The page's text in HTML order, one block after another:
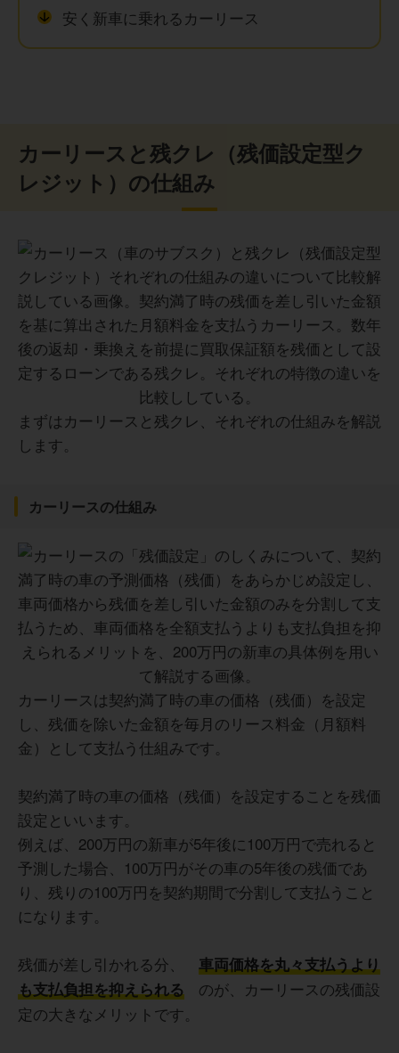
安く新車に乗れるカーリース
カーリースと残クレ（残価設定型ク
レジット）の仕組み
まずはカーリースと残クレ、それぞれの仕組みを解説
します。
カーリースの仕組み
カーリースは契約満了時の車の価格（残価）を設定
し、残価を除いた金額を毎月のリース料金（月額料
金）として支払う仕組みです。
契約満了時の車の価格（残価）を設定することを残価
設定といいます。
例えば、200万円の新車が5年後に100万円で売れると
予測した場合、100万円がその車の5年後の残価であ
り、残りの100万円を契約期間で分割して支払うこと
になります。
残価が差し引かれる分、
車両価格を丸々支払うより
も支払負担を抑えられる
のが、カーリースの残価設
定の大きなメリットです。